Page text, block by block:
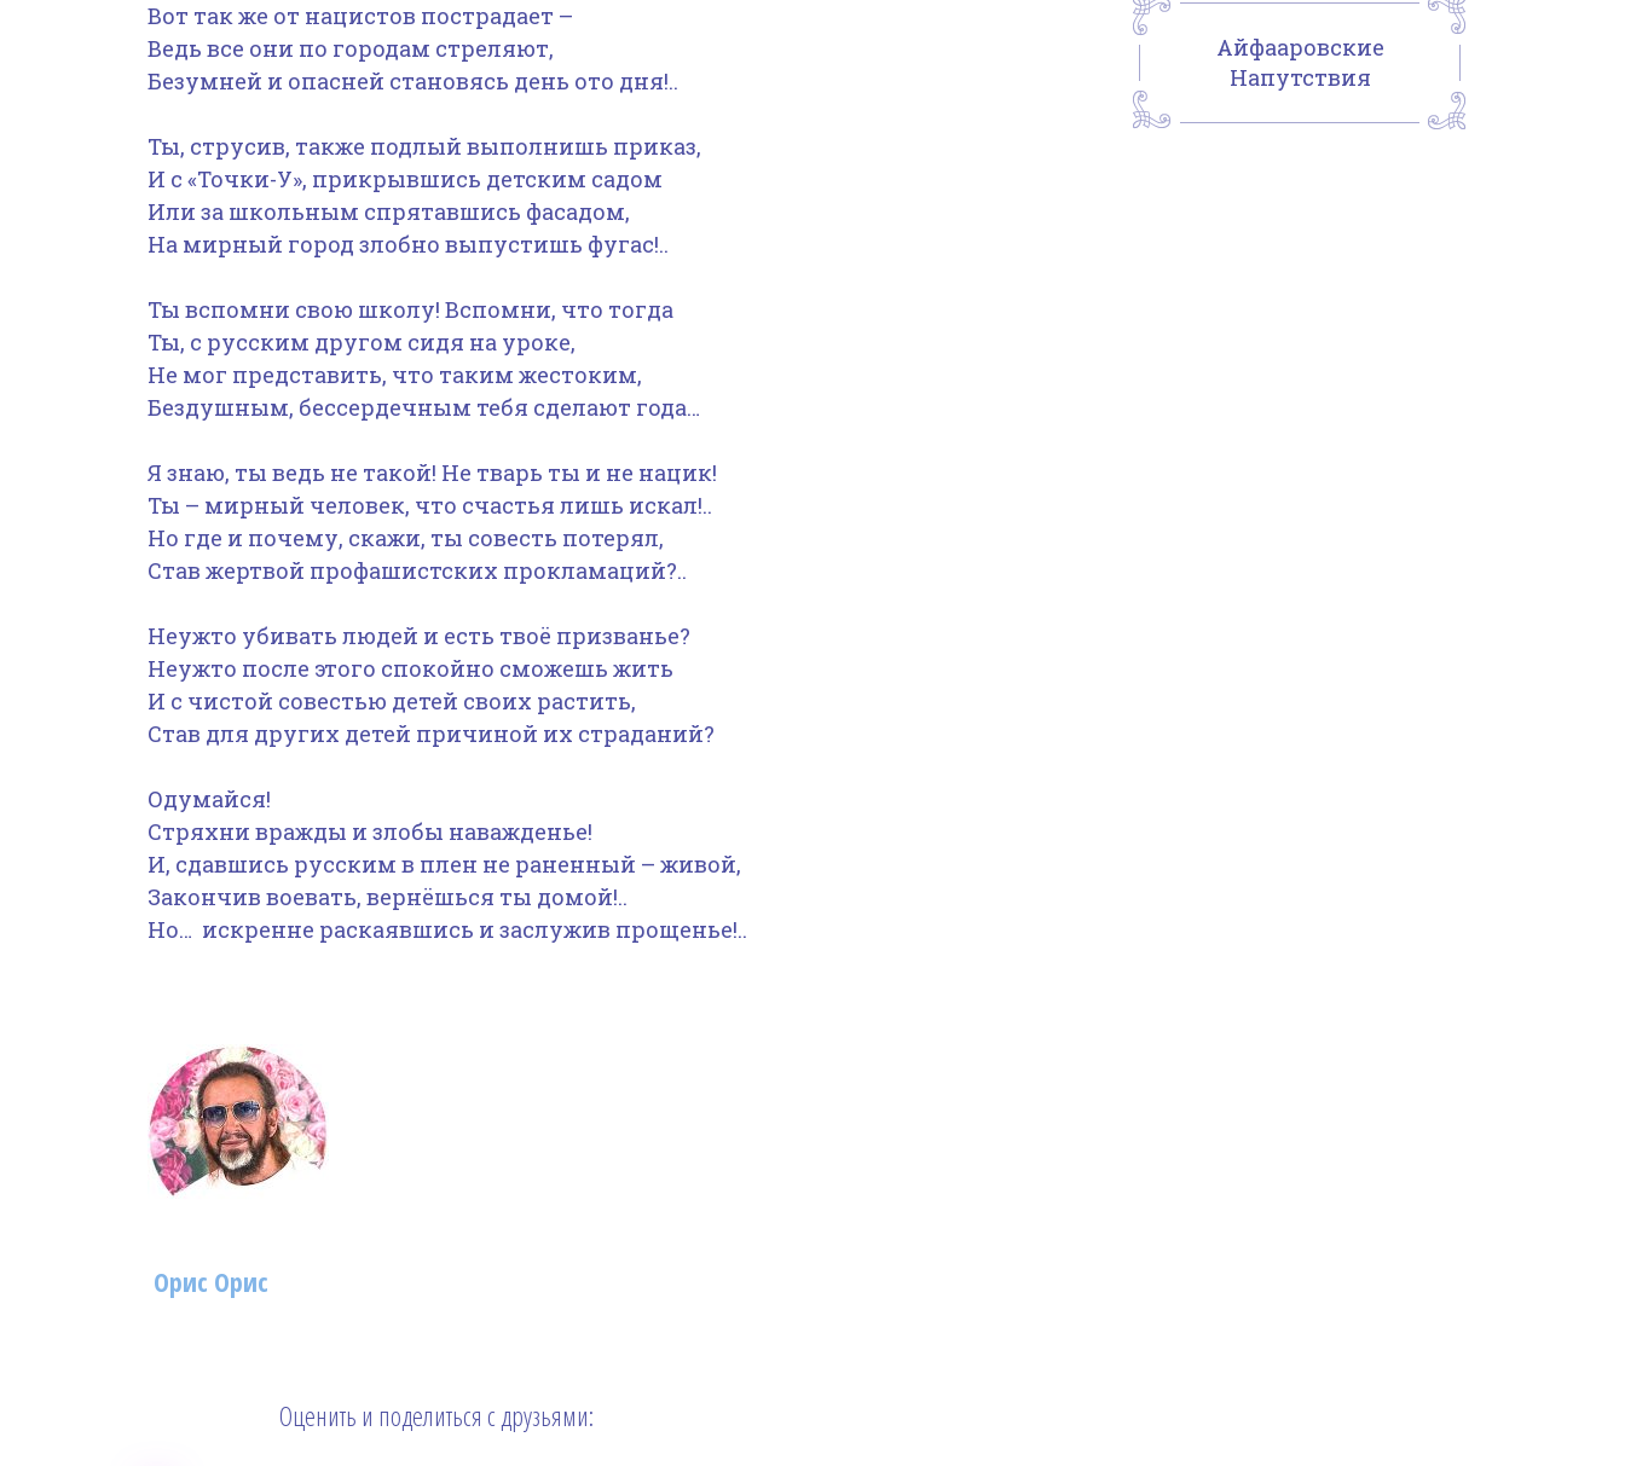
Вот так же от нацистов пострадает –
Ведь все они по городам стреляют,
Безумней и опасней становясь день ото дня!..
Ты, струсив, также подлый выполнишь приказ,
И с «Точки-У», прикрывшись детским садом
Или за школьным спрятавшись фасадом,
На мирный город злобно выпустишь фугас!..
Ты вспомни свою школу! Вспомни, что тогда
Ты, с русским другом сидя на уроке,
Не мог представить, что таким жестоким,
Бездушным, бессердечным тебя сделают года…
Я знаю, ты ведь не такой! Не тварь ты и не нацик!
Ты – мирный человек, что счастья лишь искал!..
Но где и почему, скажи, ты совесть потерял,
Став жертвой профашистских прокламаций?..
Неужто убивать людей и есть твоё призванье?
Неужто после этого спокойно сможешь жить
И с чистой совестью детей своих растить,
Став для других детей причиной их страданий?
Одумайся!
Стряхни вражды и злобы наважденье!
И, сдавшись русским в плен не раненный – живой,
Закончив воевать, вернёшься ты домой!..
Но… искренне раскаявшись и заслужив прощенье!..
Орис Орис
Оценить и поделиться с друзьями:
Айфааровские
Напутствия